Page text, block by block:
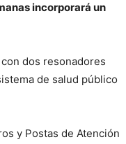
incorporará un
dos resonadores
de salud público
y Postas de Atención